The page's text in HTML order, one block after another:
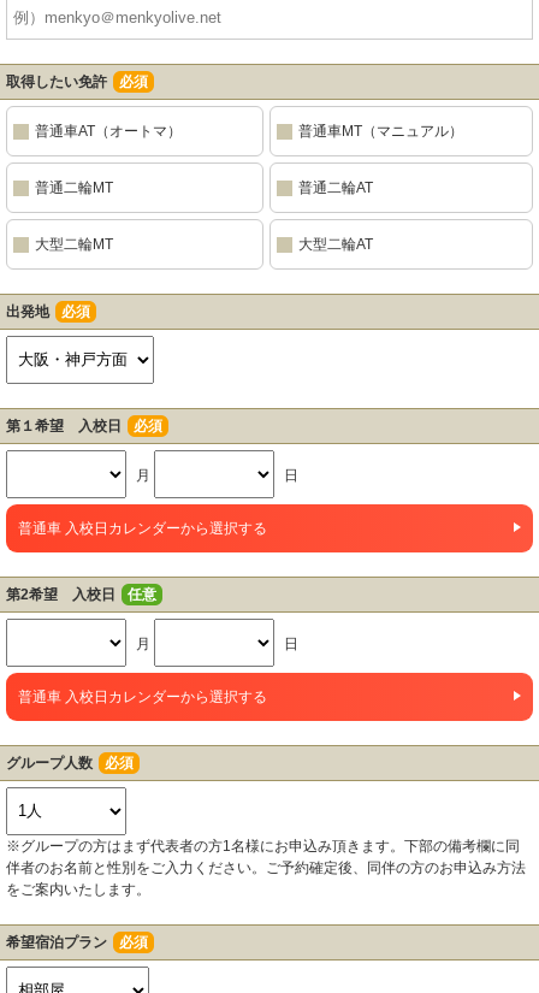
取得したい免許 必須
普通車AT（オートマ） 普通車MT（マニュアル）
普通二輪MT 普通二輪AT
大型二輪MT 大型二輪AT
出発地 必須
第１希望 入校日 必須
月 日
普通車 入校日カレンダーから選択する
第2希望 入校日 任意
月 日
普通車 入校日カレンダーから選択する
グループ人数 必須
※グループの方はまず代表者の方1名様にお申込み頂きます。下部の備考欄に同
伴者のお名前と性別をご入力ください。ご予約確定後、同伴の方のお申込み方法
をご案内いたします。
希望宿泊プラン 必須